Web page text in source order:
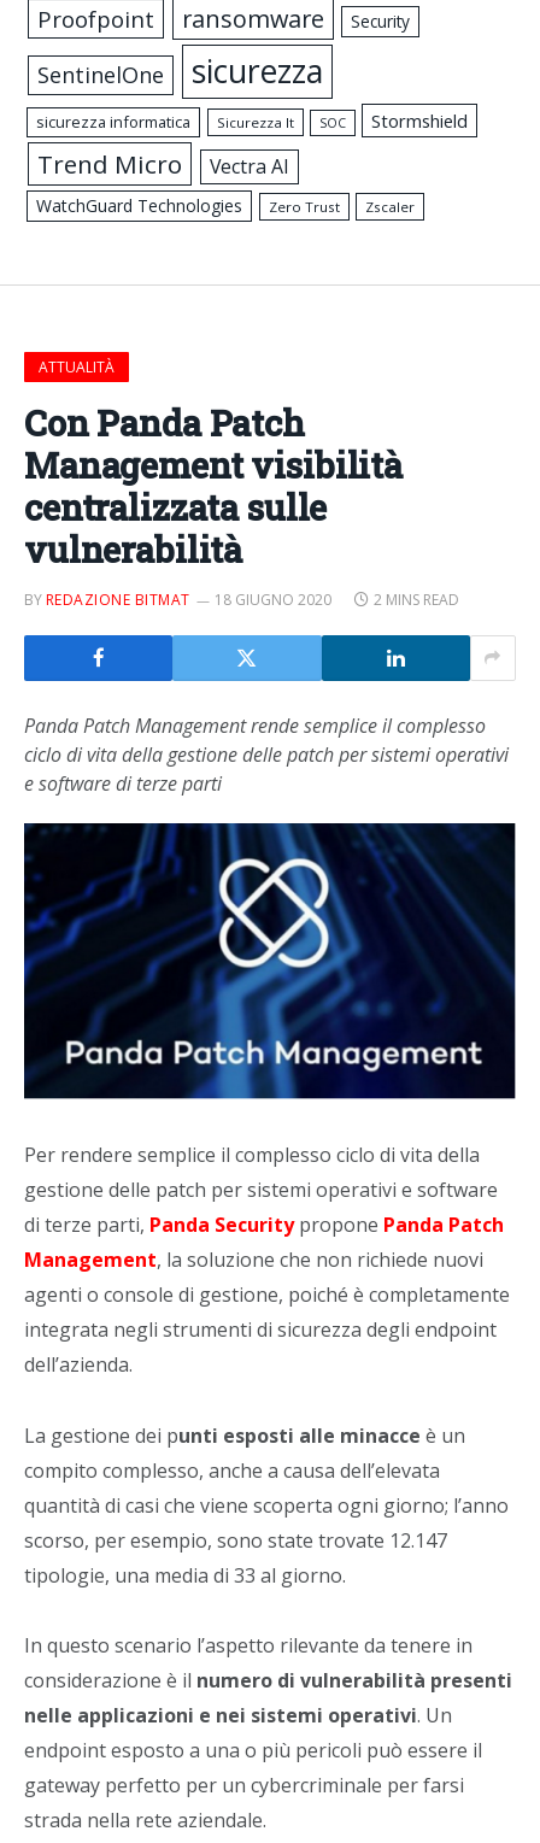
Proofpoint ransomware Security
SentinelOne sicurezza
sicurezza informatica Sicurezza It SOC Stormshield
Trend Micro Vectra AI
WatchGuard Technologies Zero Trust Zscaler
ATTUALITÀ
Con Panda Patch
Management visibilità
centralizzata sulle
vulnerabilità
BYREDAZIONE BITMAT 18 GIUGNO 2020 2 MINS READ
Panda Patch Management rende semplice il complesso
ciclo di vita della gestione delle patch per sistemi operativi
e software di terze parti
Per rendere semplice il complesso ciclo di vita della
gestione delle patch per sistemi operativi e software
di terze parti, Panda Securitypropone Panda Patch
Management, la soluzione che non richiede nuovi
agenti o console di gestione, poiché è completamente
integrata negli strumenti di sicurezza degli endpoint
dell’azienda.
La gestione dei punti esposti alle minacce è un
compito complesso, anche a causa dell’elevata
quantità di casi che viene scoperta ogni giorno; l’anno
scorso, per esempio, sono state trovate 12.147
tipologie, una media di 33 al giorno.
In questo scenario l’aspetto rilevante da tenere in
considerazione è il numero di vulnerabilità presenti
nelle applicazioni e nei sistemi operativi. Un
endpoint esposto a una o più pericoli può essere il
gateway perfetto per un cybercriminale per farsi
strada nella rete aziendale.